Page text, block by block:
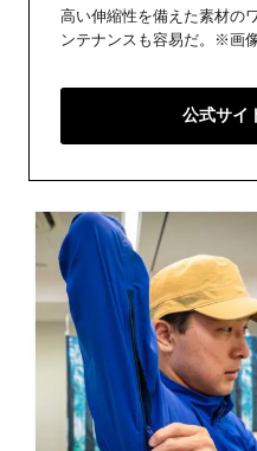
高い伸縮性を備えた素材の
ンテナンスも容易だ。※画
公式サイ